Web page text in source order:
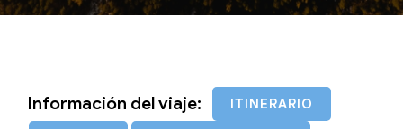
Información del viaje: ITINERARIO